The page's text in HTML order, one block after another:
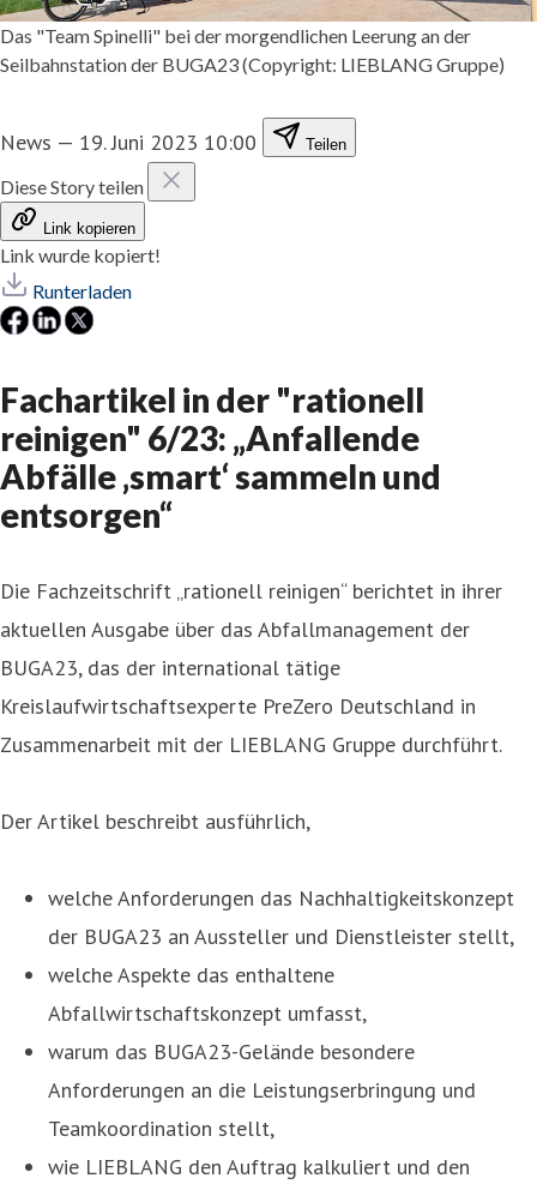
Das "Team Spinelli" bei der morgendlichen Leerung an der
Seilbahnstation der BUGA23 (Copyright: LIEBLANG Gruppe)
News — 19. Juni 2023 10:00 Teilen
Diese Story teilen
Link kopieren
Link wurde kopiert!
Runterladen
Fachartikel in der "rationell
reinigen" 6/23: „Anfallende
Abfälle ‚smart‘ sammeln und
entsorgen“
Die Fachzeitschrift „rationell reinigen“ berichtet in ihrer
aktuellen Ausgabe über das Abfallmanagement der
BUGA23, das der international tätige
Kreislaufwirtschaftsexperte PreZero Deutschland in
Zusammenarbeit mit der LIEBLANG Gruppe durchführt.
Der Artikel beschreibt ausführlich,
welche Anforderungen das Nachhaltigkeitskonzept
der BUGA23 an Aussteller und Dienstleister stellt,
welche Aspekte das enthaltene
Abfallwirtschaftskonzept umfasst,
warum das BUGA23-Gelände besondere
Anforderungen an die Leistungserbringung und
Teamkoordination stellt,
wie LIEBLANG den Auftrag kalkuliert und den